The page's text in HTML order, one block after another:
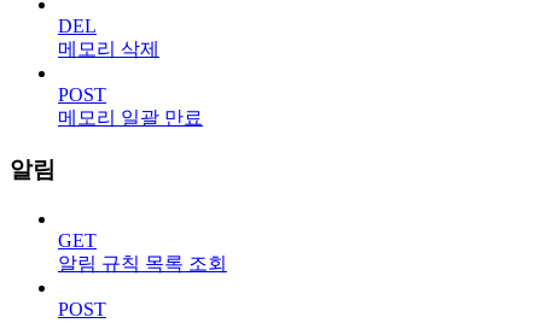
DEL
메모리 삭제
POST
메모리 일괄 만료
알림
GET
알림 규칙 목록 조회
POST